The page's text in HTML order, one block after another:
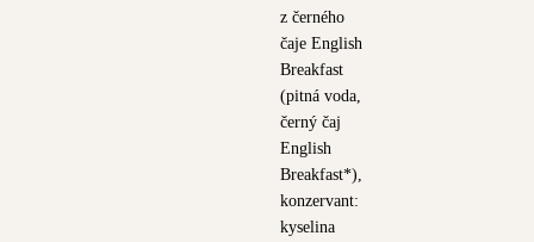
z černého
čaje English
Breakfast
(pitná voda,
černý čaj
English
Breakfast*),
konzervant:
kyselina